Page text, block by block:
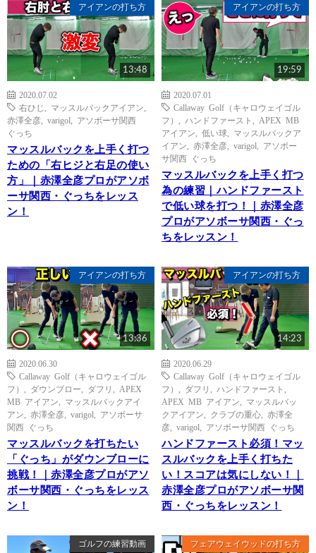
アイアンの打ち方
13:48
2020.07.02
右ひじ
マッスルバックアイアン
赤澤全彦
varigol
アソボーサ関西
ぐっち
マッスルバックを上手く打つ
ための「右ヒジと右足の使い
方」｜赤澤全彦プロがアソボ
ーサ関西・ぐっちをレッス
ン！
アイアンの打ち方
19:59
2020.07.01
Callaway Golf（キャロウェイゴル
フ）
ハンドファースト
APEX MB
アイアン
低い球
マッスルバックア
イアン
赤澤全彦 varigol
アソボー
サ関西 ぐっち
マッスルバックを上手く打つ
為の練習｜ハンドファースト
で低い球を打つ！｜赤澤全彦
プロがアソボーサ関西・ぐっ
ちをレッスン！
アイアンの打ち方
13:36
2020.06.30
Callaway Golf（キャロウェイゴル
フ）
ダウンブロー ダフリ
APEX
MB アイアン
マッスルバックアイ
アン
赤澤全彦 varigol
アソボーサ
関西 ぐっち
マッスルバックを打ちたい
「ぐっち」がダウンブローに
挑戦！｜赤澤全彦プロがアソ
ボーサ関西・ぐっちをレッス
ン！
アイアンの打ち方
14:23
2020.06.29
Callaway Golf（キャロウェイゴル
フ）
ダフリ ハンドファースト
APEX MB アイアン
マッスルバッ
クアイアン
クラブの重心
赤澤全
彦
varigol アソボーサ関西 ぐっち
ハンドファースト必須！マッ
スルバックを上手く打ちた
い！スコアは気にしない！｜
赤澤全彦プロがアソボーサ関
西・ぐっちをレッスン！
ゴルフの練習動画 フェアウェイウッドの打ち方